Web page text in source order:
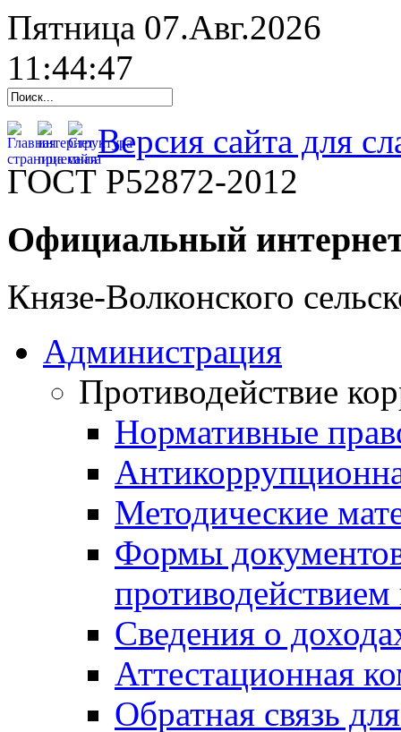
Пятница 07.Авг.2026
11:44:48
Версия сайта для
ГОСТ Р52872-2012
Официальный
Князе-Волконского
Администрация
Противодействие
Нормативные
Методические
Формы
Сведения о
Аттестационная
Обратная связь